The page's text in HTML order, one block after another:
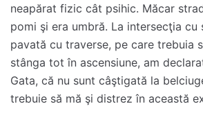
neapărat fizic cât psihic. Măcar
pomi şi era umbră. La intersecţia cu
pavată cu traverse, pe care trebuia
stânga tot în ascensiune, am
Gata, că nu sunt câştigată la
trebuie să mă şi distrez în această